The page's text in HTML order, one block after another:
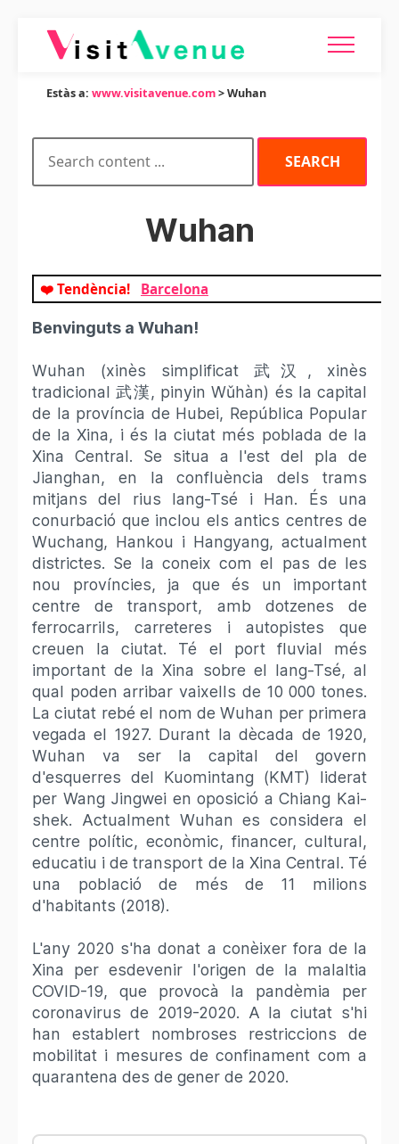
Estàs a: www.visitavenue.com> Wuhan
Wuhan
❤️ Tendència! Barcelona
Benvinguts a Wuhan!
Wuhan (xinès simplificat 武汉, xinès
tradicional 武漢, pinyin Wǔhàn) és la capital
de la província de Hubei, República Popular
de la Xina, i és la ciutat més poblada de la
Xina Central. Se situa a l'est del pla de
Jianghan, en la confluència dels trams
mitjans del rius Iang-Tsé i Han. És una
conurbació que inclou els antics centres de
Wuchang, Hankou i Hangyang, actualment
districtes. Se la coneix com el pas de les
nou províncies, ja que és un important
centre de transport, amb dotzenes de
ferrocarrils, carreteres i autopistes que
creuen la ciutat. Té el port fluvial més
important de la Xina sobre el Iang-Tsé, al
qual poden arribar vaixells de 10 000 tones.
La ciutat rebé el nom de Wuhan per primera
vegada el 1927. Durant la dècada de 1920,
Wuhan va ser la capital del govern
d'esquerres del Kuomintang (KMT) liderat
per Wang Jingwei en oposició a Chiang Kai-
shek. Actualment Wuhan es considera el
centre polític, econòmic, financer, cultural,
educatiu i de transport de la Xina Central. Té
una població de més de 11 milions
d'habitants (2018).
L'any 2020 s'ha donat a conèixer fora de la
Xina per esdevenir l'origen de la malaltia
COVID-19, que provocà la pandèmia per
coronavirus de 2019-2020. A la ciutat s'hi
han establert nombroses restriccions de
mobilitat i mesures de confinament com a
quarantena des de gener de 2020.